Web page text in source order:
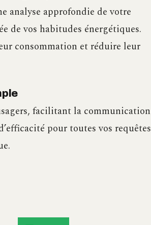
analyse approfondie de votre
de vos habitudes énergétiques.
consommation et réduire leur
facilitant la communication
pour toutes vos requêtes